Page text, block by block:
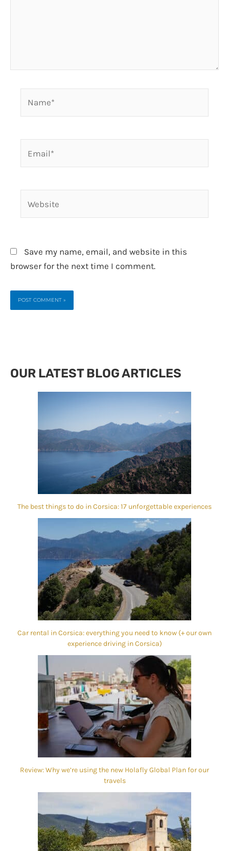
Save my name, email, and website in this
browser for the next time I comment.
OUR LATEST BLOG ARTICLES
The best things to do in Corsica: 17 unforgettable experiences
Car rental in Corsica: everything you need to know (+ our own
experience driving in Corsica)
Review: Why we’re using the new Holafly Global Plan for our
travels